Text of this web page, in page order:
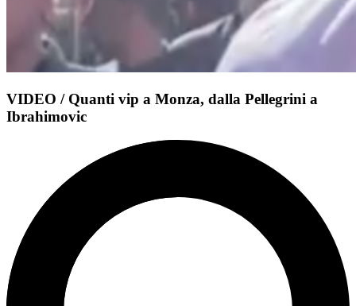
VIDEO / Quanti vip a Monza, dalla Pellegrini a
Ibrahimovic